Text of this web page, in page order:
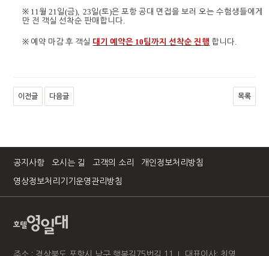
※ 11월 21일(금), 23일(토)은 포항 공대 면접을 보러 오는 수험생들에게
만 전 객실 선착순 판매합니다.
※ 예약 마감 후 객실 대기 예약은 10팀까지 선착순 진행 합니다.
이전글 다음글 목록
공지사항 오시는 길 고객의 소리 개인정보처리방침
영상정보처리기기운영관리방침
주소 : 경상북도 포항시 남구 행복길75번길 11 대표이사: 최영